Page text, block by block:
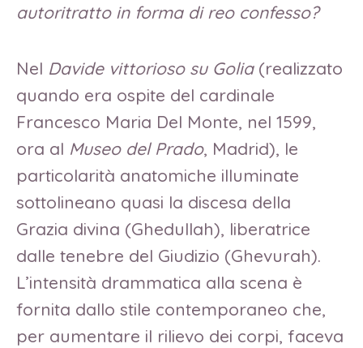
autoritratto in forma di reo confesso?
Nel Davide vittorioso su Golia(realizzato
quando era ospite del cardinale
Francesco Maria Del Monte, nel 1599,
ora al Museo del Prado, Madrid), le
particolarità anatomiche illuminate
sottolineano quasi la discesa della
Grazia divina (Ghedullah), liberatrice
dalle tenebre del Giudizio (Ghevurah).
L’intensità drammatica alla scena è
fornita dallo stile contemporaneo che,
per aumentare il rilievo dei corpi, faceva